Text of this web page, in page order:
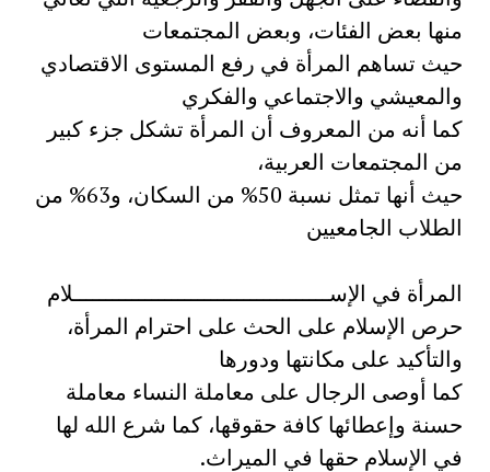
منها بعض الفئات، وبعض المجتمعات
حيث تساهم المرأة في رفع المستوى الاقتصادي
والمعيشي والاجتماعي والفكري
كما أنه من المعروف أن المرأة تشكل جزء كبير
من المجتمعات العربية،
حيث أنها تمثل نسبة 50% من السكان، و63% من
الطلاب الجامعيين
المرأة في الإســـــــــــــــــــــــــــــــــــــــلام
حرص الإسلام على الحث على احترام المرأة،
والتأكيد على مكانتها ودورها
كما أوصى الرجال على معاملة النساء معاملة
حسنة وإعطائها كافة حقوقها، كما شرع الله لها
في الإسلام حقها في الميراث.